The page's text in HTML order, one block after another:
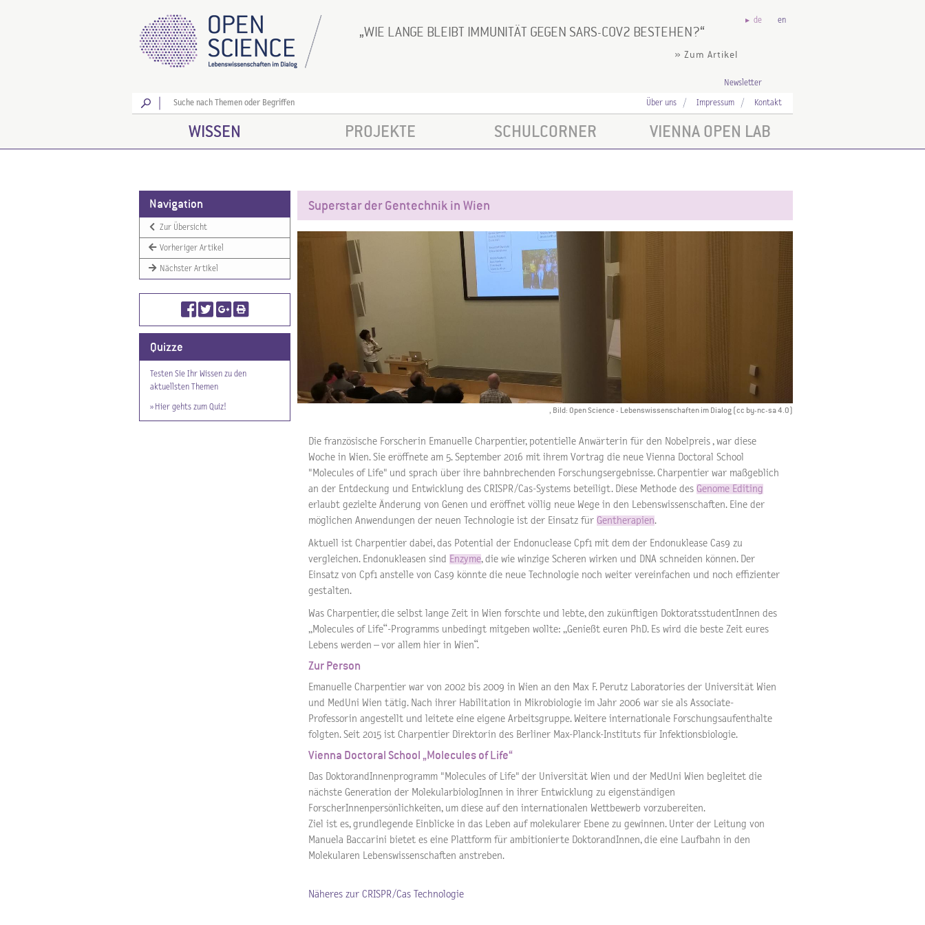
WIE LANGE BLEIBT IMMUNITÄT GEGEN SARS-COV2 BESTEHEN?
» Zum Artikel
de en
Newsletter
Los
Über uns Impressum Kontakt
WISSEN PROJEKTE SCHULCORNER VIENNA OPEN LAB
Navigation
Zur Übersicht
Vorheriger Artikel
Nächster Artikel
Quizze
Testen Sie Ihr Wissen zu den
aktuellsten Themen
» Hier gehts zum Quiz!
Superstar der Gentechnik in Wien
, Bild: Open Science - Lebenswissenschaften im Dialog (cc by-nc-sa 4.0)
Die französische Forscherin Emanuelle Charpentier, potentielle Anwärterin für den Nobelpreis , war diese
Woche in Wien. Sie eröffnete am 5. September 2016 mit ihrem Vortrag die neue Vienna Doctoral School
"Molecules of Life" und sprach über ihre bahnbrechenden Forschungsergebnisse. Charpentier war maßgeblich
an der Entdeckung und Entwicklung des CRISPR/Cas-Systems beteiligt. Diese Methode des Genome Editing
erlaubt gezielte Änderung von Genen und eröffnet völlig neue Wege in den Lebenswissenschaften. Eine der
möglichen Anwendungen der neuen Technologie ist der Einsatz für Gentherapien.
Aktuell ist Charpentier dabei, das Potential der Endonuclease Cpf1 mit dem der Endonuklease Cas9 zu
vergleichen. Endonukleasen sind Enzyme, die wie winzige Scheren wirken und DNA schneiden können. Der
Einsatz von Cpf1 anstelle von Cas9 könnte die neue Technologie noch weiter vereinfachen und noch effizienter
gestalten.
Was Charpentier, die selbst lange Zeit in Wien forschte und lebte, den zukünftigen DoktoratsstudentInnen des
„Molecules of Life“-Programms unbedingt mitgeben wollte: „Genießt euren PhD. Es wird die beste Zeit eures
Lebens werden – vor allem hier in Wien“.
Zur Person
Emanuelle Charpentier war von 2002 bis 2009 in Wien an den Max F. Perutz Laboratories der Universität Wien
und MedUni Wien tätig. Nach ihrer Habilitation in Mikrobiologie im Jahr 2006 war sie als Associate-
Professorin angestellt und leitete eine eigene Arbeitsgruppe. Weitere internationale Forschungsaufenthalte
folgten. Seit 2015 ist Charpentier Direktorin des Berliner Max-Planck-Instituts für Infektionsbiologie.
Vienna Doctoral School „Molecules of Life“
Das DoktorandInnenprogramm "Molecules of Life" der Universität Wien und der MedUni Wien begleitet die
nächste Generation der MolekularbiologInnen in ihrer Entwicklung zu eigenständigen
ForscherInnenpersönlichkeiten, um diese auf den internationalen Wettbewerb vorzubereiten.
Ziel ist es, grundlegende Einblicke in das Leben auf molekularer Ebene zu gewinnen. Unter der Leitung von
Manuela Baccarini bietet es eine Plattform für ambitionierte DoktorandInnen, die eine Laufbahn in den
Molekularen Lebenswissenschaften anstreben.
Näheres zur CRISPR/Cas Technologie